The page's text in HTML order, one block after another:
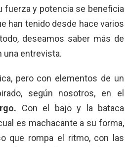
fuerza y potencia se beneficia
han tenido desde hace varios
deseamos saber más de
una entrevista.
pero con elementos de un
según nosotros, en el
Con el bajo y la bataca
es machacante a su forma,
que rompa el ritmo, con las